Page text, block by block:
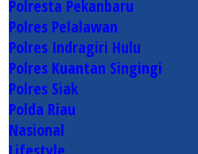
Polresta Pekanbaru
Polres Pelalawan
Polres Indragiri Hulu
Polres Kuantan Singingi
Polres Siak
Polda Riau
Nasional